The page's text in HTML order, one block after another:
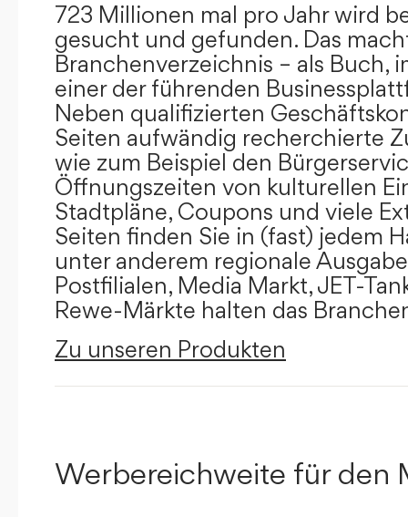
723 Millionen mal pro Jahr wird
gesucht und gefunden. Das
Branchenverzeichnis – als Buch,
einer der führenden
Neben qualifizierten
Seiten aufwändig recherchierte
wie zum Beispiel den
Öffnungszeiten von kulturellen
Stadtpläne, Coupons und viele
Seiten finden Sie in (fast) jedem
unter anderem regionale
Postfilialen, Media Markt, JET-
Rewe-Märkte halten das
Zu unseren Produkten
Werbereichweite für den